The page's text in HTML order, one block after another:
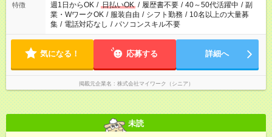
特徴 週1日からOK / 日払いOK / 履歴書不要 / 40～50代活躍中 / 副
業・WワークOK / 服装自由 / シフト勤務 / 10名以上の大量募
集 / 電話対応なし / パソコンスキル不要
気になる！ 応募する 詳細へ
掲載元企業名 株式会社マイワーク（シニア）
未読